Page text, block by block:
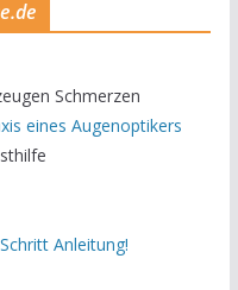
eines Augenoptikers
Anleitung!